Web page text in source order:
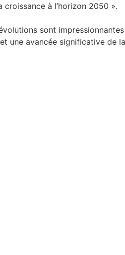
à l’horizon 2050 ».
sont
une avancée significative de